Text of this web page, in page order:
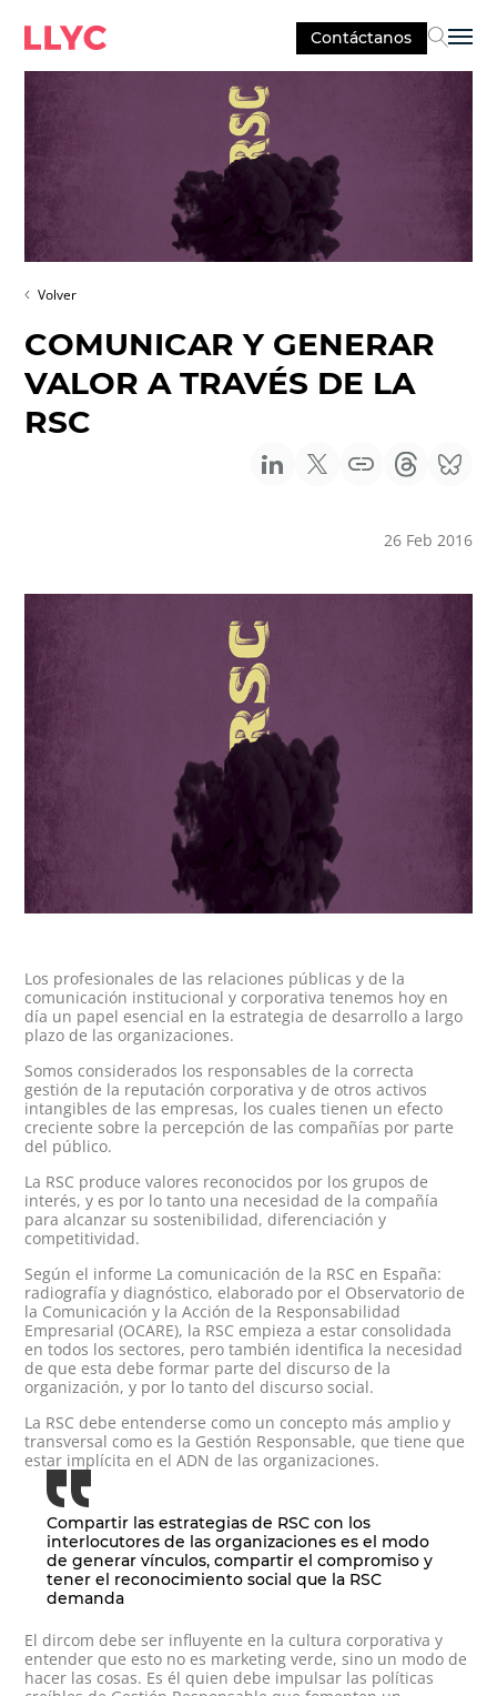
Contáctanos
Volver
COMUNICAR Y GENERAR
VALOR A TRAVÉS DE LA
RSC
26 Feb 2016
Los profesionales de las relaciones públicas y de la
comunicación institucional y corporativa tenemos hoy en
día un papel esencial en la estrategia de desarrollo a largo
plazo de las organizaciones.
Somos considerados los responsables de la correcta
gestión de la reputación corporativa y de otros activos
intangibles de las empresas, los cuales tienen un efecto
creciente sobre la percepción de las compañías por parte
del público.
La RSC produce valores reconocidos por los grupos de
interés, y es por lo tanto una necesidad de la compañía
para alcanzar su sostenibilidad, diferenciación y
competitividad.
Según el informe La comunicación de la RSC en España:
radiografía y diagnóstico, elaborado por el Observatorio de
la Comunicación y la Acción de la Responsabilidad
Empresarial (OCARE), la RSC empieza a estar consolidada
en todos los sectores, pero también identifica la necesidad
de que esta debe formar parte del discurso de la
organización, y por lo tanto del discurso social.
La RSC debe entenderse como un concepto más amplio y
transversal como es la Gestión Responsable, que tiene que
estar implícita en el ADN de las organizaciones.
Compartir las estrategias de RSC con los
interlocutores de las organizaciones es el modo
de generar vínculos, compartir el compromiso y
tener el reconocimiento social que la RSC
demanda
El dircom debe ser influyente en la cultura corporativa y
entender que esto no es marketing verde, sino un modo de
hacer las cosas. Es él quien debe impulsar las políticas